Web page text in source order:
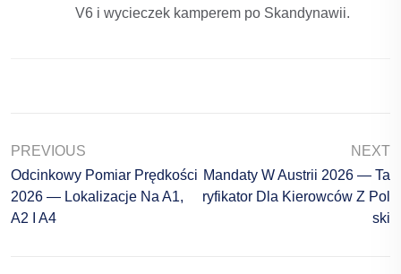
V6 i wycieczek kamperem po Skandynawii.
PREVIOUS
Odcinkowy Pomiar Prędkości
2026 — Lokalizacje Na A1,
A2 I A4
NEXT
Mandaty W Austrii 2026 — Ta
Ryfikator Dla Kierowców Z Pol
Ski